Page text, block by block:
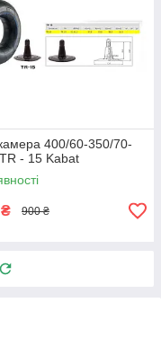
400/60-350/70-
- 15 Kabat
₴ 900 ₴